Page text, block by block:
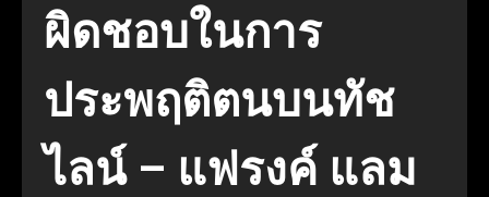
ผิดชอบในการ
ประพฤติตนบนทัช
ไลน์ – แฟรงค์ แลม